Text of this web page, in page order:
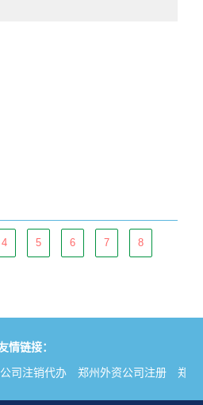
4 5 6 7 8
情链接：
司注销代办 郑州外资公司注册 郑州